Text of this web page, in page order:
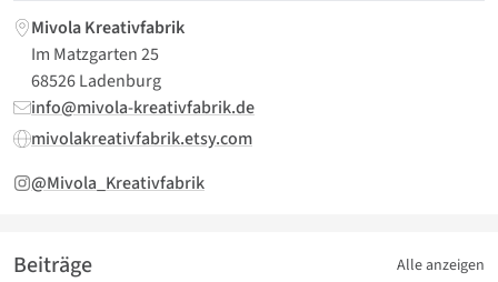
Mivola Kreativfabrik
Im Matzgarten 25
68526 Ladenburg
info@mivola-kreativfabrik.de
mivolakreativfabrik.etsy.com
@Mivola_Kreativfabrik
Beiträge Alle anzeigen